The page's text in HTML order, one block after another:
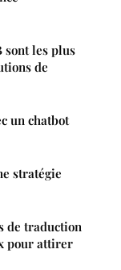
sont les plus
de
un chatbot
stratégie
de traduction
pour attirer